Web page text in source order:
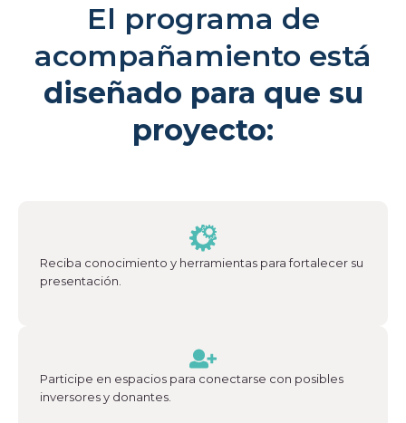
¿En qué consiste el beneficio tributario que
promueve CoCrea?
Proyectos estratégicos
Cumbre del Jaguar
Ciudadanos del Río
Proyectos
PAI
2023
Priorizados
2023
2024
Convocatoria Crea Digital
Convocatoria Territorios
El programa de
acompañamiento está
diseñado para que su
proyecto:
Reciba conocimiento y herramientas para fortalecer su
presentación.
Participe en espacios para conectarse con posibles
inversores y donantes.